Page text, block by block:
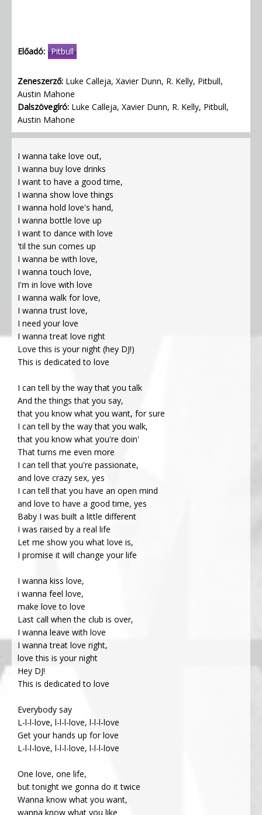
Előadó: Pitbull
Zeneszerző: Luke Calleja, Xavier Dunn, R. Kelly, Pitbull,
Austin Mahone
Dalszövegíró: Luke Calleja, Xavier Dunn, R. Kelly, Pitbull,
Austin Mahone
I wanna take love out,
I wanna buy love drinks
I want to have a good time,
I wanna show love things
I wanna hold love's hand,
I wanna bottle love up
I want to dance with love
'til the sun comes up
I wanna be with love,
I wanna touch love,
I'm in love with love
I wanna walk for love,
I wanna trust love,
I need your love
I wanna treat love right
Love this is your night (hey DJ!)
This is dedicated to love
I can tell by the way that you talk
And the things that you say,
that you know what you want, for sure
I can tell by the way that you walk,
that you know what you're doin'
That turns me even more
I can tell that you're passionate,
and love crazy sex, yes
I can tell that you have an open mind
and love to have a good time, yes
Baby I was built a little different
I was raised by a real life
Let me show you what love is,
I promise it will change your life
I wanna kiss love,
i wanna feel love,
make love to love
Last call when the club is over,
I wanna leave with love
I wanna treat love right,
love this is your night
Hey DJ!
This is dedicated to love
Everybody say
L-l-l-love, l-l-l-love, l-l-l-love
Get your hands up for love
L-l-l-love, l-l-l-love, l-l-l-love
One love, one life,
but tonight we gonna do it twice
Wanna know what you want,
wanna know what you like